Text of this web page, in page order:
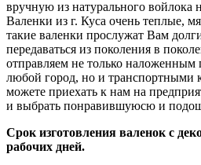
вручную из натурального
Валенки из г. Куса очень теплые,
такие валенки прослужат Вам
передаваться из поколения в
отправляем не только
любой город, но и транспортными
можете приехать к нам на
и выбрать понравившуюсю и
Срок изготовления валенок с
рабочих дней.